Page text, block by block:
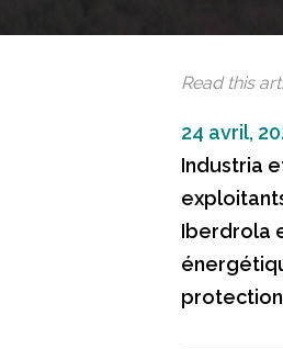
Read this
24 avril,
Industria
Iberdrola